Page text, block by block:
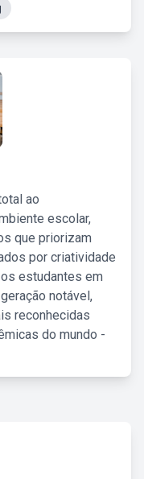
ao
escolar,
que priorizam
por criatividade
estudantes em
notável,
reconhecidas
do mundo -